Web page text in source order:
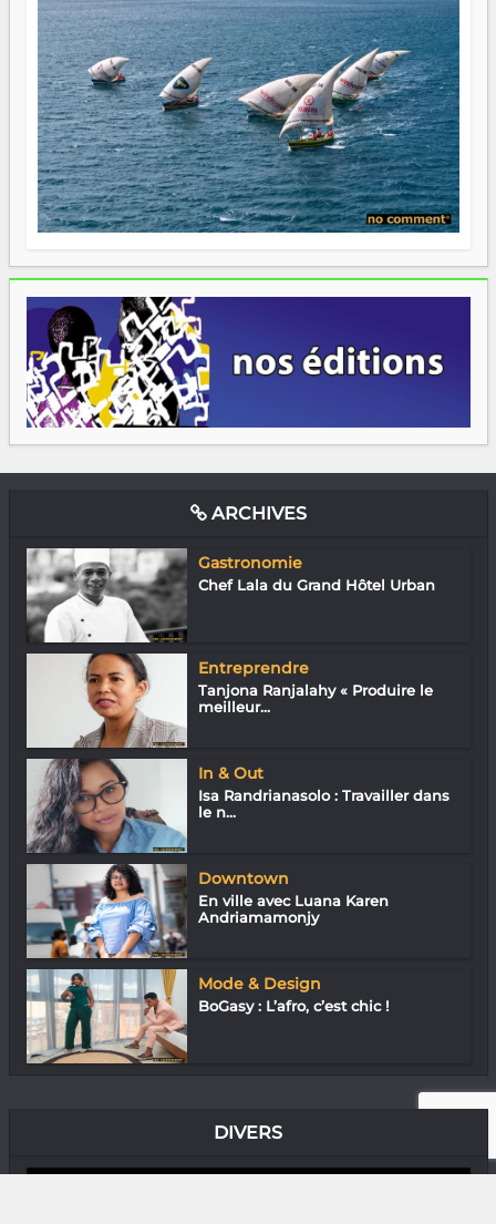
ARCHIVES
Gastronomie
Chef Lala du Grand Hôtel Urban
Entreprendre
Tanjona Ranjalahy « Produire le
meilleur...
In & Out
Isa Randrianasolo : Travailler dans
le n...
Downtown
En ville avec Luana Karen
Andriamamonjy
Mode & Design
BoGasy : L’afro, c’est chic !
DIVERS